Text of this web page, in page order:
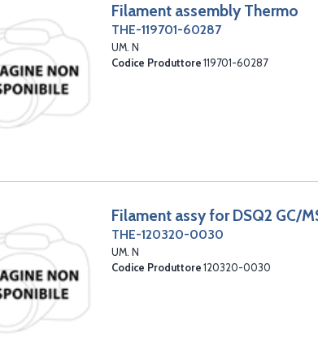
Filament assembly Thermo
THE-119701-60287
UM. N
Codice Produttore 119701-60287
Filament assy for DSQ2 GC/
THE-120320-0030
UM. N
Codice Produttore 120320-0030